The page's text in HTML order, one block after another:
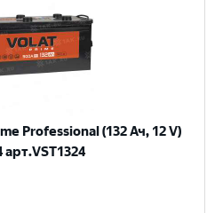
Professional (132 Ач, 12 V)
арт.VST1324